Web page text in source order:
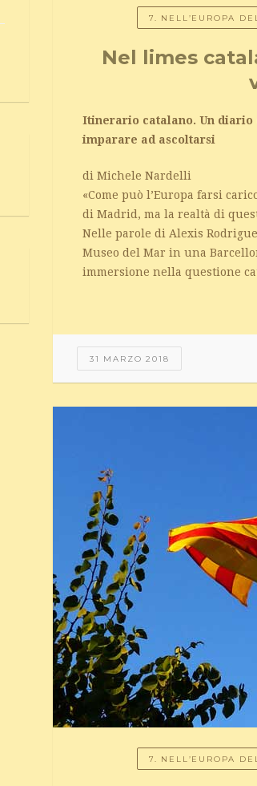
7. NELL’EUROPA
Nel limes
Itinerario catalano. Un diario
imparare ad ascoltarsi
di Michele Nardelli
«Come può l’Europa farsi
di Madrid, ma la realtà di
Nelle parole di Alexis
Museo del Mar in una
immersione nella questione
31 MARZO 2018
7. NELL’EUROPA